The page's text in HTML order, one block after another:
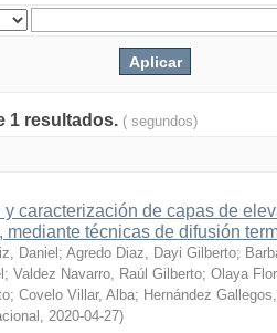
1 resultados. ( segundos)
y caracterización de capas de
mediante técnicas de difusión
Daniel ; Agredo Diaz, Dayi Gilberto;
; Valdez Navarro, Raúl Gilberto; Olaya
; Covelo Villar, Alba; Hernández
, 2020-04-27)